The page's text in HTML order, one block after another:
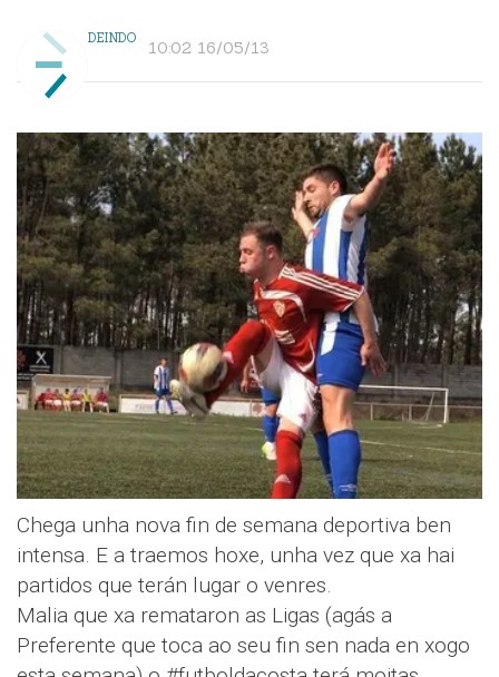
DEINDO 10:02 16/05/13
Chega unha nova fin de semana deportiva ben
intensa. E a traemos hoxe, unha vez que xa hai
partidos que terán lugar o venres.
Malia que xa remataron as Ligas (agás a
Preferente que toca ao seu fin sen nada en xogo